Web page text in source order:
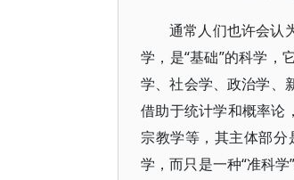
通常人们也许会认
学，是“基础”的科学，
学、社会学、政治学、
借助于统计学和概率论
宗教学等，其主体部
学，而只是一种“准科